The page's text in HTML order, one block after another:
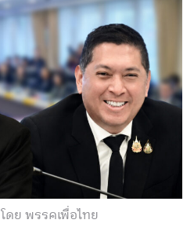
โดย พรรคเพื่อไทย